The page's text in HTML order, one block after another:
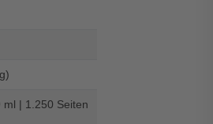
| 1.250 Seiten